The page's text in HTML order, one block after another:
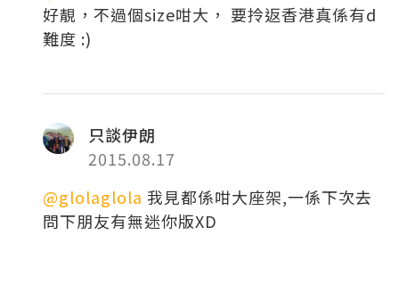
好靚，不過個size咁大， 要拎返香港真係有d
難度 :)
只談伊朗
2015.08.17
@glolaglola 我見都係咁大座架,一係下次去
問下朋友有無迷你版XD